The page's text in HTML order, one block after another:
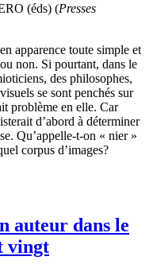
(éds) (Presses
apparence toute simple et
non. Si pourtant, dans le
des philosophes,
se sont penchés sur
problème en elle. Car
d’abord à déterminer
Qu’appelle-t-on « nier »
corpus d’images?
auteur dans le
vingt